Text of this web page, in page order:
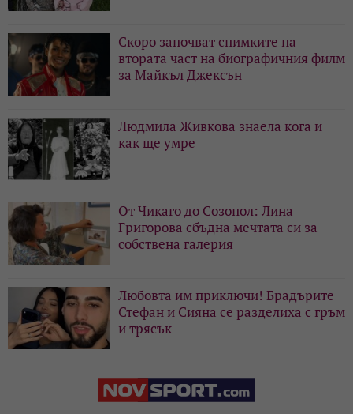
Скоро започват снимките на
втората част на биографичния филм
за Майкъл Джексън
Людмила Живкова знаела кога и
как ще умре
От Чикаго до Созопол: Лина
Григорова сбъдна мечтата си за
собствена галерия
Любовта им приключи! Брадърите
Стефан и Сияна се разделиха с гръм
и трясък